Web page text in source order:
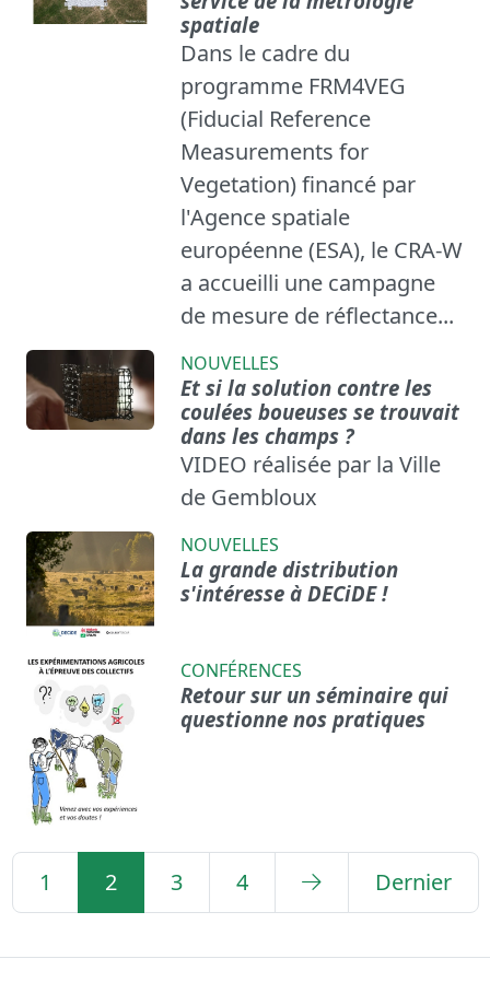
spatiale
Dans le cadre du
programme FRM4VEG
(Fiducial Reference
Measurements for
Vegetation) financé par
l'Agence spatiale
européenne (ESA), le CRA-W
a accueilli une campagne
de mesure de réflectance...
NOUVELLES
Et si la solution contre les
coulées boueuses se trouvait
dans les champs ?
VIDEO réalisée par la Ville
de Gembloux
NOUVELLES
La grande distribution
s'intéresse à DECiDE !
CONFÉRENCES
Retour sur un séminaire qui
questionne nos pratiques
1 2 3 4 Dernier